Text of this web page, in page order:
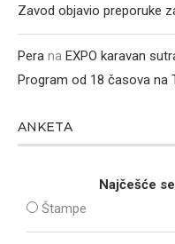
Zavod objavio preporuke
Pera na EXPO karavan
Program od 18 časova na
ANKETA
Najčešće
Štampe